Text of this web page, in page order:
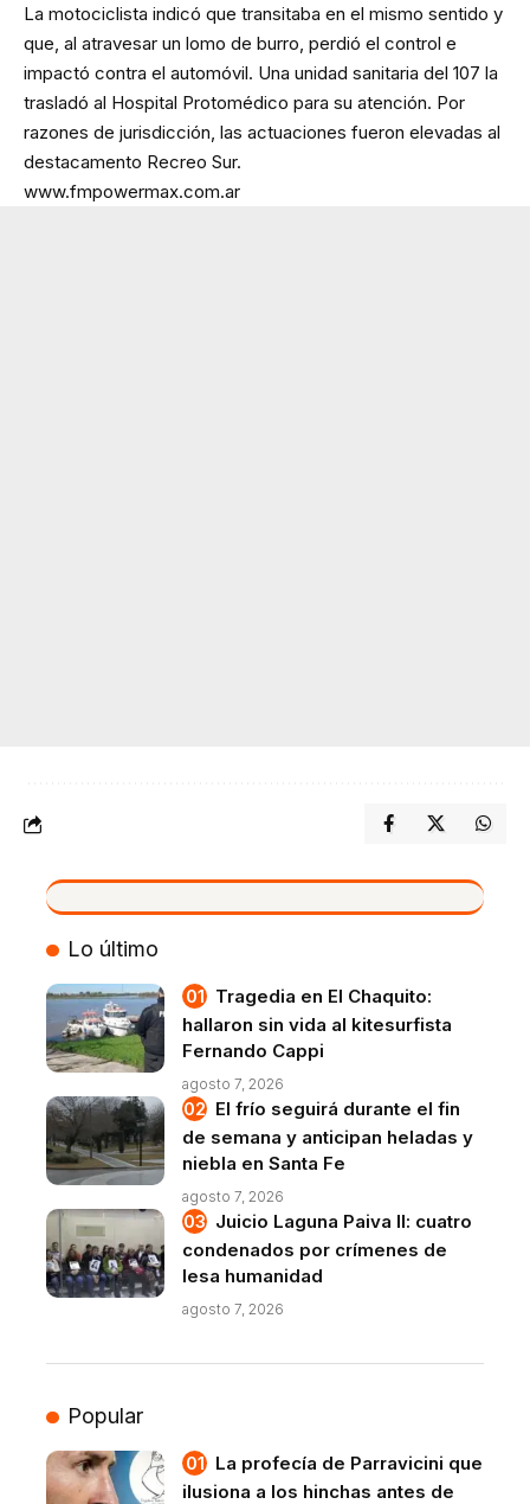
La motociclista indicó que transitaba en el mismo sentido y
que, al atravesar un lomo de burro, perdió el control e
impactó contra el automóvil. Una unidad sanitaria del 107 la
trasladó al Hospital Protomédico para su atención. Por
razones de jurisdicción, las actuaciones fueron elevadas al
destacamento Recreo Sur.
www.fmpowermax.com.ar
VIVO
Lo último
Tragedia en El Chaquito:
hallaron sin vida al kitesurfista
Fernando Cappi
agosto 7, 2026
El frío seguirá durante el fin
de semana y anticipan heladas y
niebla en Santa Fe
agosto 7, 2026
Juicio Laguna Paiva II: cuatro
condenados por crímenes de
lesa humanidad
agosto 7, 2026
Popular
La profecía de Parravicini que
ilusiona a los hinchas antes de